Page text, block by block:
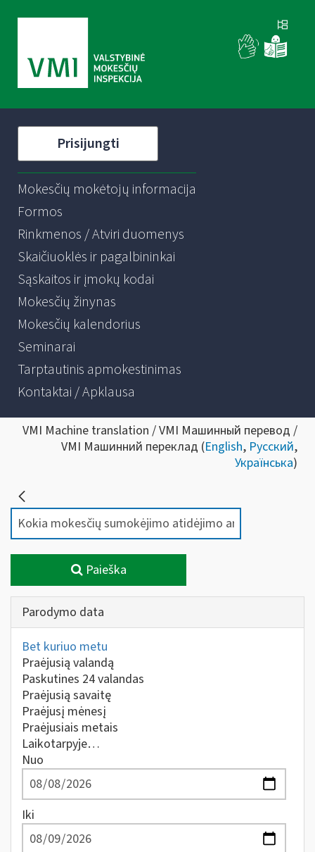
Prisijungti
Mokesčių mokėtojų informacija
Formos
Rinkmenos / Atviri duomenys
Skaičiuoklės ir pagalbininkai
Sąskaitos ir įmokų kodai
Mokesčių žinynas
Mokesčių kalendorius
Seminarai
Tarptautinis apmokestinimas
Kontaktai / Apklausa
VMI Machine translation / VMI Машинный перевод /
VMI Машинний переклад (English, Русский,
Українська)
Paieška
Parodymo data
Bet kuriuo metu
Praėjusią valandą
Paskutines 24 valandas
Praėjusią savaitę
Praėjusį mėnesį
Praėjusiais metais
Laikotarpyje…
Nuo
Iki